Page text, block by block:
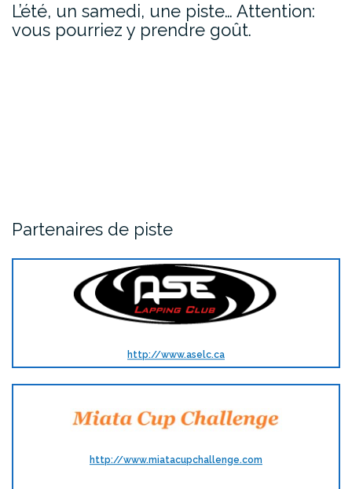
L’été, un samedi, une piste… Attention:
vous pourriez y prendre goût.
Partenaires de piste
http://www.aselc.ca
http://www.miatacupchallenge.com